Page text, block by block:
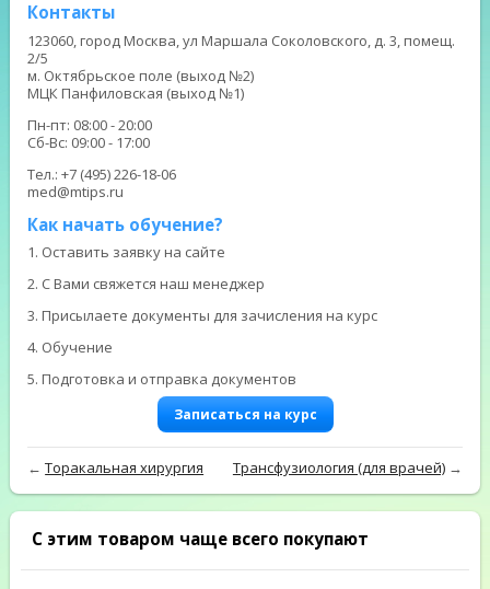
Контакты
123060, город Москва, ул Маршала Соколовского, д. 3, помещ.
2/5
м. Октябрьское поле (выход №2)
МЦК Панфиловская (выход №1)
Пн-пт: 08:00 - 20:00
Сб-Вс: 09:00 - 17:00
Тел.: +7 (495) 226-18-06
med@mtips.ru
Как начать обучение?
1. Оставить заявку на сайте
2. С Вами свяжется наш менеджер
3. Присылаете документы для зачисления на курс
4. Обучение
5. Подготовка и отправка документов
Записаться на курс
←Торакальная хирургия Трансфузиология (для врачей)→
С этим товаром чаще всего покупают